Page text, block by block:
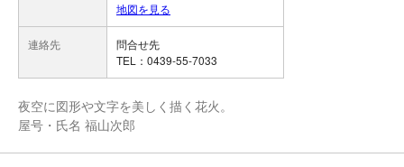
地図を見る
連絡先
問合せ先
TEL：0439-55-7033
夜空に図形や文字を美しく描く花火。
屋号・氏名 福山次郎